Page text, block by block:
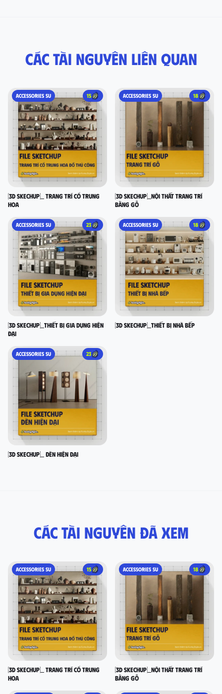
Các tài nguyên liên quan
ACCESSORIES SU 15
[3D SKECHUP]_ Trang trí cổ Trung
Hoa
ACCESSORIES SU 18
[3D SKECHUP]_Nội thất trang trí
bằng gỗ
ACCESSORIES SU 23
[3D SKECHUP]_Thiết bị gia dụng hiện
đại
ACCESSORIES SU 18
[3D SKECHUP]_Thiết bị nhà bếp
ACCESSORIES SU 23
[3D SKECHUP]_ Đèn hiện đại
Các tài nguyên đã xem
ACCESSORIES SU 15
[3D SKECHUP]_ Trang trí cổ Trung
Hoa
ACCESSORIES SU 18
[3D SKECHUP]_Nội thất trang trí
bằng gỗ